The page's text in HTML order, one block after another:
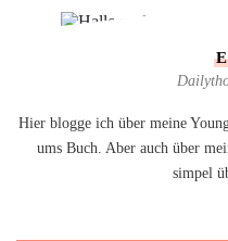
Hier blogge ich über meine
ums Buch. Aber auch über
simpel